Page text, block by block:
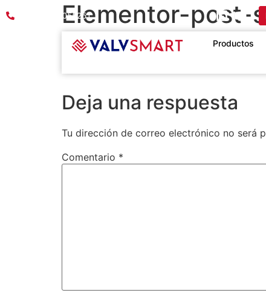
PBX:601 8055251
Productos
Elementor-post-
16_265565fe.png
Deja una respuesta
Tu dirección de correo electrónico no será
Comentario *